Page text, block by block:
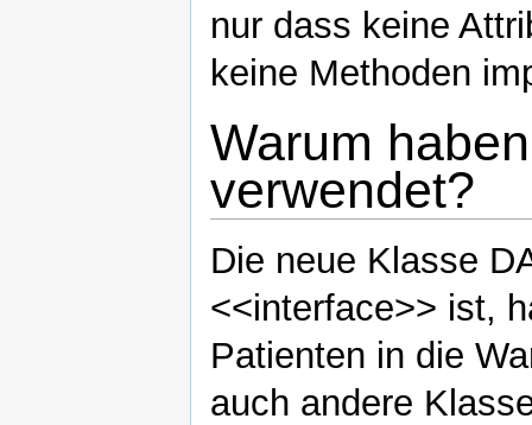
nur dass keine
keine Methoden
Warum
verwendet?
Die neue Klasse
<<interface>> ist,
Patienten in die
auch andere